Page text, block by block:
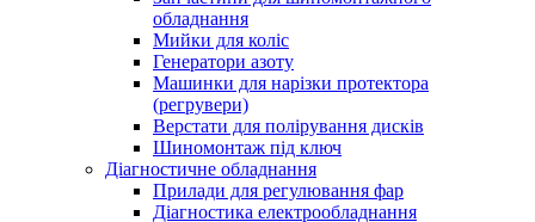
обладнання
Мийки для коліс
Генератори азоту
Машинки для нарізки протектора
(регрувери)
Верстати для полірування дисків
Шиномонтаж під ключ
Діагностичне обладнання
Прилади для регулювання фар
Діагностика електрообладнання